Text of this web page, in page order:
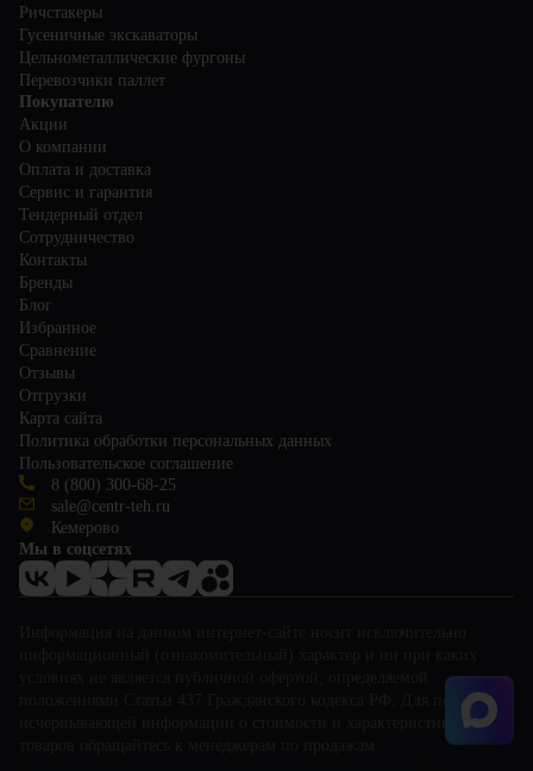
Ричстакеры
Гусеничные экскаваторы
Цельнометаллические фургоны
Перевозчики паллет
Покупателю
Акции
О компании
Оплата и доставка
Сервис и гарантия
Тендерный отдел
Сотрудничество
Контакты
Бренды
Блог
Избранное
Сравнение
Отзывы
Отгрузки
Карта сайта
Политика обработки персональных данных
Пользовательское соглашение
8 (800) 300-68-25
sale@centr-teh.ru
Кемерово
Мы в соцсетях
положениями Статьи 437 Гражданского кодекса РФ. Для получения
исчерпывающей информации о стоимости и характеристиках